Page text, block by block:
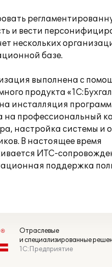
и вести
нескольких
базе.
выполнена с
продукта
инсталляция
на профессиональный
настройка системы и
В настоящее время
ИТС-
поддержка
Отраслевые
и специализированные
1С:Предприятие